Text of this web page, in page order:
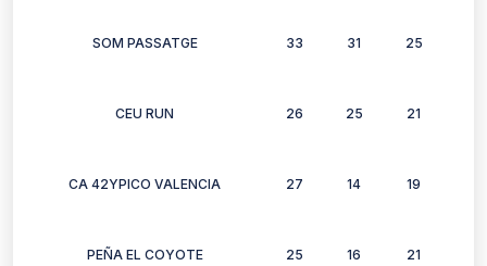
SOM PASSATGE 33 31 25
CEU RUN 26 25 21
CA 42YPICO VALENCIA 27 14 19
PEÑA EL COYOTE 25 16 21